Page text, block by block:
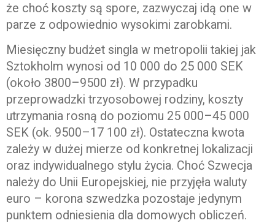
że choć koszty są spore, zazwyczaj idą one w
parze z odpowiednio wysokimi zarobkami.
Miesięczny budżet singla w metropolii takiej jak
Sztokholm wynosi od 10 000 do 25 000 SEK
(około 3800–9500 zł). W przypadku
przeprowadzki trzyosobowej rodziny, koszty
utrzymania rosną do poziomu 25 000–45 000
SEK (ok. 9500–17 100 zł). Ostateczna kwota
zależy w dużej mierze od konkretnej lokalizacji
oraz indywidualnego stylu życia. Choć Szwecja
należy do Unii Europejskiej, nie przyjęła waluty
euro – korona szwedzka pozostaje jedynym
punktem odniesienia dla domowych obliczeń.